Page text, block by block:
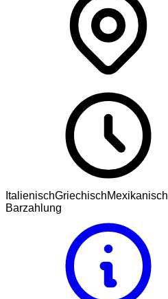
ItalienischGriechischMexikanisch
Barzahlung